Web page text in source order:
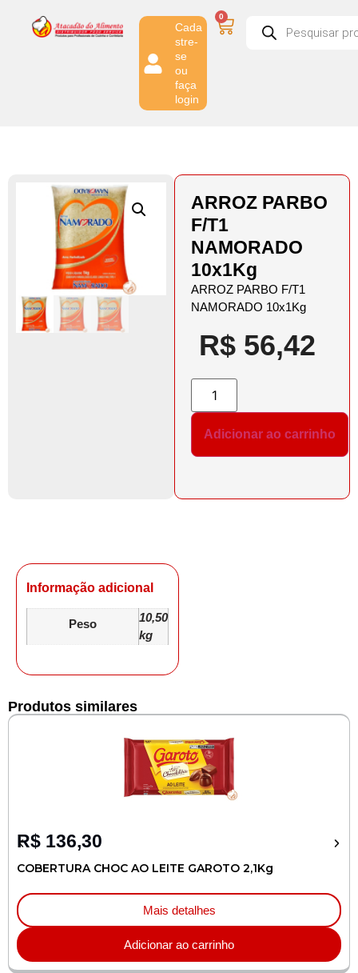
Cada
stre-
se
ou
faça
login
0
ARROZ PARBO
F/T1
NAMORADO
10x1Kg
ARROZ PARBO F/T1
NAMORADO 10x1Kg
R$ 56,42
Adicionar ao carrinho
Informação adicional
Peso
10,50
kg
Produtos similares
R$ 136,30
COBERTURA CHOC AO LEITE GAROTO 2,1Kg
Mais detalhes
Adicionar ao carrinho